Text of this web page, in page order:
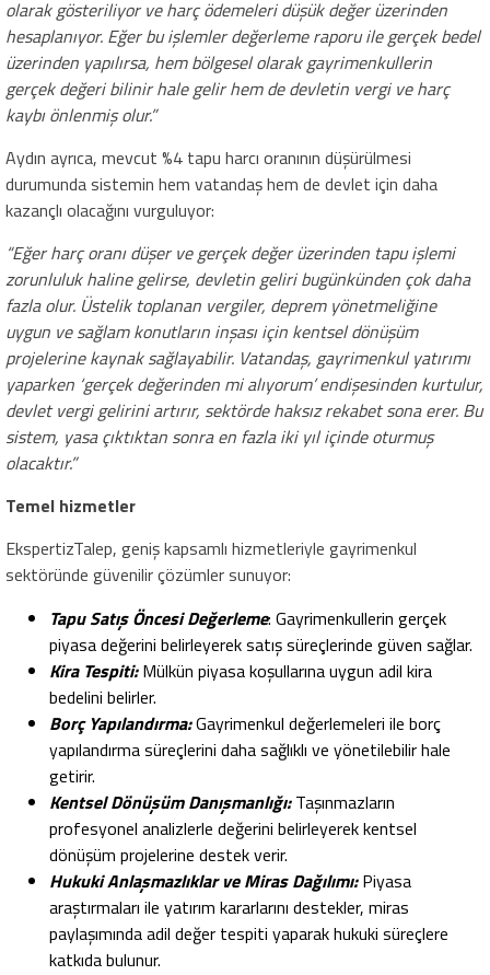
olarak gösteriliyor ve harç ödemeleri düşük değer üzerinden
hesaplanıyor. Eğer bu işlemler değerleme raporu ile gerçek bedel
üzerinden yapılırsa, hem bölgesel olarak gayrimenkullerin
gerçek değeri bilinir hale gelir hem de devletin vergi ve harç
kaybı önlenmiş olur.”
Aydın ayrıca, mevcut %4 tapu harcı oranının düşürülmesi
durumunda sistemin hem vatandaş hem de devlet için daha
kazançlı olacağını vurguluyor:
“Eğer harç oranı düşer ve gerçek değer üzerinden tapu işlemi
zorunluluk haline gelirse, devletin geliri bugünkünden çok daha
fazla olur. Üstelik toplanan vergiler, deprem yönetmeliğine
uygun ve sağlam konutların inşası için kentsel dönüşüm
projelerine kaynak sağlayabilir. Vatandaş, gayrimenkul yatırımı
yaparken ‘gerçek değerinden mi alıyorum’ endişesinden kurtulur,
devlet vergi gelirini artırır, sektörde haksız rekabet sona erer. Bu
sistem, yasa çıktıktan sonra en fazla iki yıl içinde oturmuş
olacaktır.”
Temel hizmetler
EkspertizTalep, geniş kapsamlı hizmetleriyle gayrimenkul
sektöründe güvenilir çözümler sunuyor:
Tapu Satış Öncesi Değerleme: Gayrimenkullerin gerçek
piyasa değerini belirleyerek satış süreçlerinde güven sağlar.
Kira Tespiti:Mülkün piyasa koşullarına uygun adil kira
bedelini belirler.
Borç Yapılandırma:Gayrimenkul değerlemeleri ile borç
yapılandırma süreçlerini daha sağlıklı ve yönetilebilir hale
getirir.
Kentsel Dönüşüm Danışmanlığı:Taşınmazların
profesyonel analizlerle değerini belirleyerek kentsel
dönüşüm projelerine destek verir.
Hukuki Anlaşmazlıklar ve Miras Dağılımı:Piyasa
araştırmaları ile yatırım kararlarını destekler, miras
paylaşımında adil değer tespiti yaparak hukuki süreçlere
katkıda bulunur.